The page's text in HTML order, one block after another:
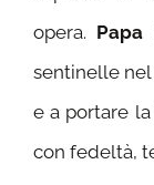
opera. Papa
sentinelle
e a portare
con fedeltà,